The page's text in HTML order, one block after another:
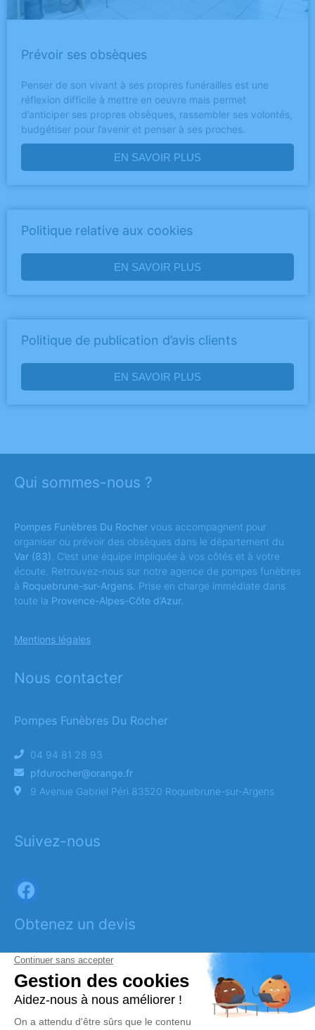
Prévoir ses obsèques
Penser de son vivant à ses propres funérailles est une
réflexion difficile à mettre en oeuvre mais permet
d’anticiper ses propres obsèques, rassembler ses volontés,
budgétiser pour l’avenir et penser à ses proches.
EN SAVOIR PLUS
Politique relative aux cookies
EN SAVOIR PLUS
Politique de publication d’avis clients
EN SAVOIR PLUS
Qui sommes-nous ?
Pompes Funèbres Du Rocher vous accompagnent pour
organiser ou prévoir des obsèques dans le département du
Var (83) . C’est une équipe impliquée à vos côtés et à votre
écoute. Retrouvez-nous sur notre agence de pompes funèbres
à Roquebrune-sur-Argens. Prise en charge immédiate dans
toute la Provence-Alpes-Côte d’Azur.
Mentions légales
Nous contacter
Pompes Funèbres Du Rocher
04 94 81 28 93
pfdurocher@orange.fr
9 Avenue Gabriel Péri 83520 Roquebrune-sur-Argens
Suivez-nous
Obtenez un devis
DEVIS OBSÈQUES